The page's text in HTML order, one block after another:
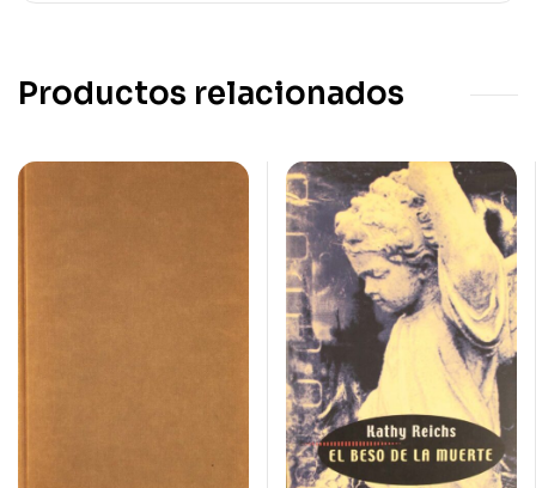
Productos relacionados